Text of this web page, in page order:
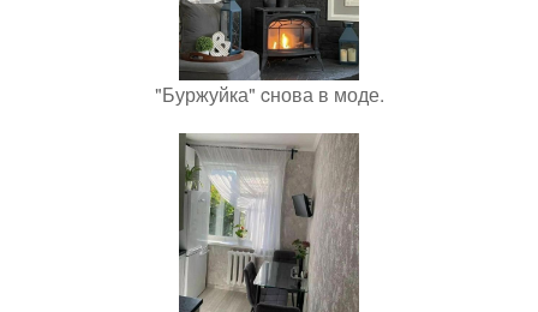
"Буржуйка" cнова в моде.